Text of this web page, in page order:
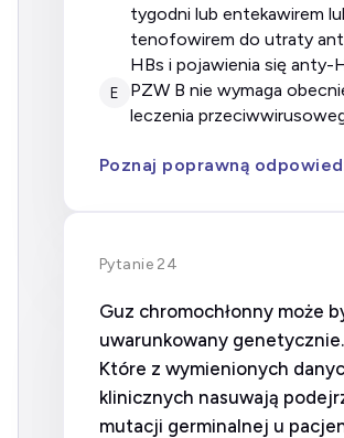
tygodni lub entekawirem
tenofowirem do utraty
HBs i pojawienia się anty-
E
PZW B nie wymaga obecnie
leczenia
Poznaj poprawną
Pytanie 24
Guz chromochłonny może
uwarunkowany genetycznie.
Które z wymienionych
klinicznych nasuwają
mutacji germinalnej u